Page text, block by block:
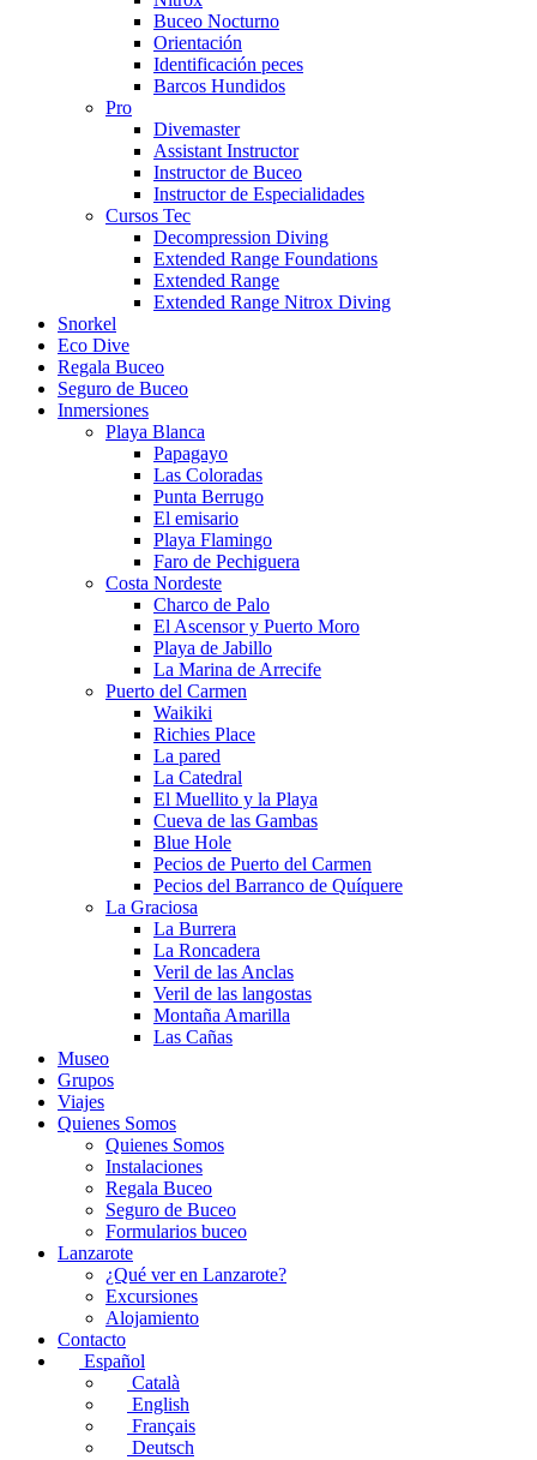
Buceo Nocturno
Orientación
Identificación peces
Barcos Hundidos
Pro
Divemaster
Assistant Instructor
Instructor de Buceo
Instructor de Especialidades
Cursos Tec
Decompression Diving
Extended Range Foundations
Extended Range
Extended Range Nitrox Diving
Snorkel
Eco Dive
Regala Buceo
Seguro de Buceo
Inmersiones
Playa Blanca
Papagayo
Las Coloradas
Punta Berrugo
El emisario
Playa Flamingo
Faro de Pechiguera
Costa Nordeste
Charco de Palo
El Ascensor y Puerto Moro
Playa de Jabillo
La Marina de Arrecife
Puerto del Carmen
Waikiki
Richies Place
La pared
La Catedral
El Muellito y la Playa
Cueva de las Gambas
Blue Hole
Pecios de Puerto del Carmen
Pecios del Barranco de Quíquere
La Graciosa
La Burrera
La Roncadera
Veril de las Anclas
Veril de las langostas
Montaña Amarilla
Las Cañas
Museo
Grupos
Viajes
Quienes Somos
Quienes Somos
Instalaciones
Regala Buceo
Seguro de Buceo
Formularios buceo
Lanzarote
¿Qué ver en Lanzarote?
Excursiones
Alojamiento
Contacto
Español
Català
English
Français
Deutsch